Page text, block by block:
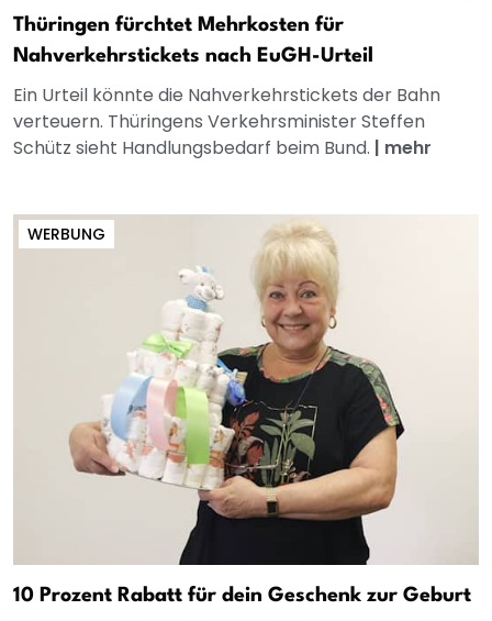
Thüringen fürchtet Mehrkosten für
Nahverkehrstickets nach EuGH-Urteil
Ein Urteil könnte die Nahverkehrstickets der Bahn
verteuern. Thüringens Verkehrsminister Steffen
Schütz sieht Handlungsbedarf beim Bund. | mehr
WERBUNG
10 Prozent Rabatt für dein Geschenk zur Geburt